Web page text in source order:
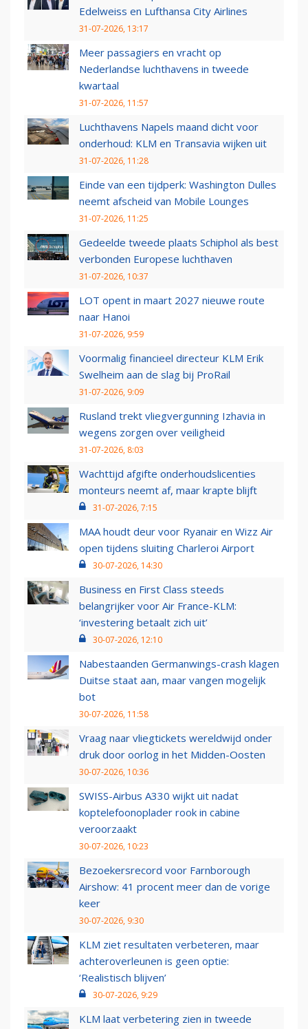
Edelweiss en Lufthansa City Airlines
31-07-2026, 13:17
Meer passagiers en vracht op
Nederlandse luchthavens in tweede
kwartaal
31-07-2026, 11:57
Luchthavens Napels maand dicht voor
onderhoud: KLM en Transavia wijken uit
31-07-2026, 11:28
Einde van een tijdperk: Washington Dulles
neemt afscheid van Mobile Lounges
31-07-2026, 11:25
Gedeelde tweede plaats Schiphol als best
verbonden Europese luchthaven
31-07-2026, 10:37
LOT opent in maart 2027 nieuwe route
naar Hanoi
31-07-2026, 9:59
Voormalig financieel directeur KLM Erik
Swelheim aan de slag bij ProRail
31-07-2026, 9:09
Rusland trekt vliegvergunning Izhavia in
wegens zorgen over veiligheid
31-07-2026, 8:03
Wachttijd afgifte onderhoudslicenties
monteurs neemt af, maar krapte blijft
31-07-2026, 7:15
MAA houdt deur voor Ryanair en Wizz Air
open tijdens sluiting Charleroi Airport
30-07-2026, 14:30
Business en First Class steeds
belangrijker voor Air France-KLM:
‘investering betaalt zich uit’
30-07-2026, 12:10
Nabestaanden Germanwings-crash klagen
Duitse staat aan, maar vangen mogelijk
bot
30-07-2026, 11:58
Vraag naar vliegtickets wereldwijd onder
druk door oorlog in het Midden-Oosten
30-07-2026, 10:36
SWISS-Airbus A330 wijkt uit nadat
koptelefoonoplader rook in cabine
veroorzaakt
30-07-2026, 10:23
Bezoekersrecord voor Farnborough
Airshow: 41 procent meer dan de vorige
keer
30-07-2026, 9:30
KLM ziet resultaten verbeteren, maar
achteroverleunen is geen optie:
‘Realistisch blijven’
30-07-2026, 9:29
KLM laat verbetering zien in tweede